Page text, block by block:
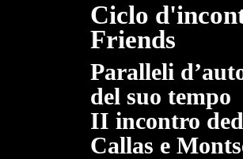
Ciclo
Friends
Paralleli
del suo tempo
II incontro
Callas e